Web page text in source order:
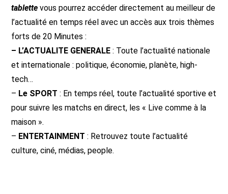
tablette vous pourrez accéder directement au meilleur de
l’actualité en temps réel avec un accès aux trois thèmes
forts de 20 Minutes :
– L’ACTUALITE GENERALE: Toute l’actualité nationale
et internationale : politique, économie, planète, high-
tech…
– Le SPORT : En temps réel, toute l’actualité sportive et
pour suivre les matchs en direct, les « Live comme à la
maison ».
– ENTERTAINMENT : Retrouvez toute l’actualité
culture, ciné, médias, people.